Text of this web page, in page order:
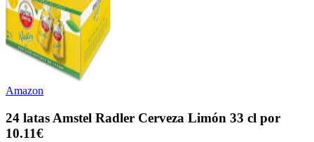
Amazon
24 latas Amstel Radler Cerveza Limón 33 cl por
10.11€